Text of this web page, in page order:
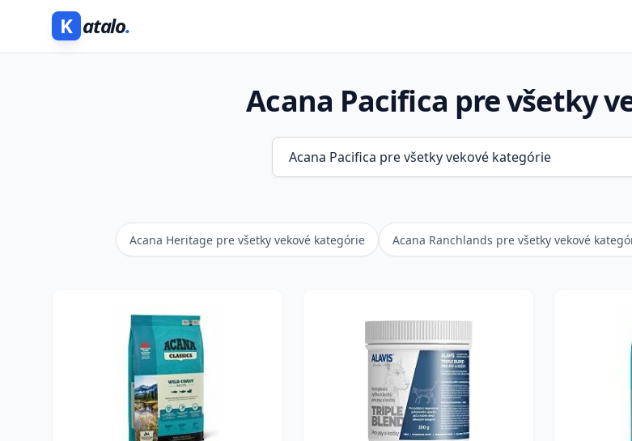
K atalo.
Acana Pacifica pre všetky
Acana Heritage pre všetky vekové kategórie Acana Ranchlands pre všetky vekové